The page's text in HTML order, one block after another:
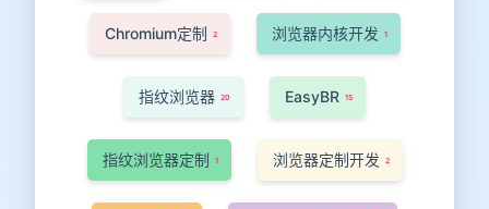
Chromium定制 2 浏览器内核开发 1
指纹浏览器 20 EasyBR 15
指纹浏览器定制 1 浏览器定制开发 2